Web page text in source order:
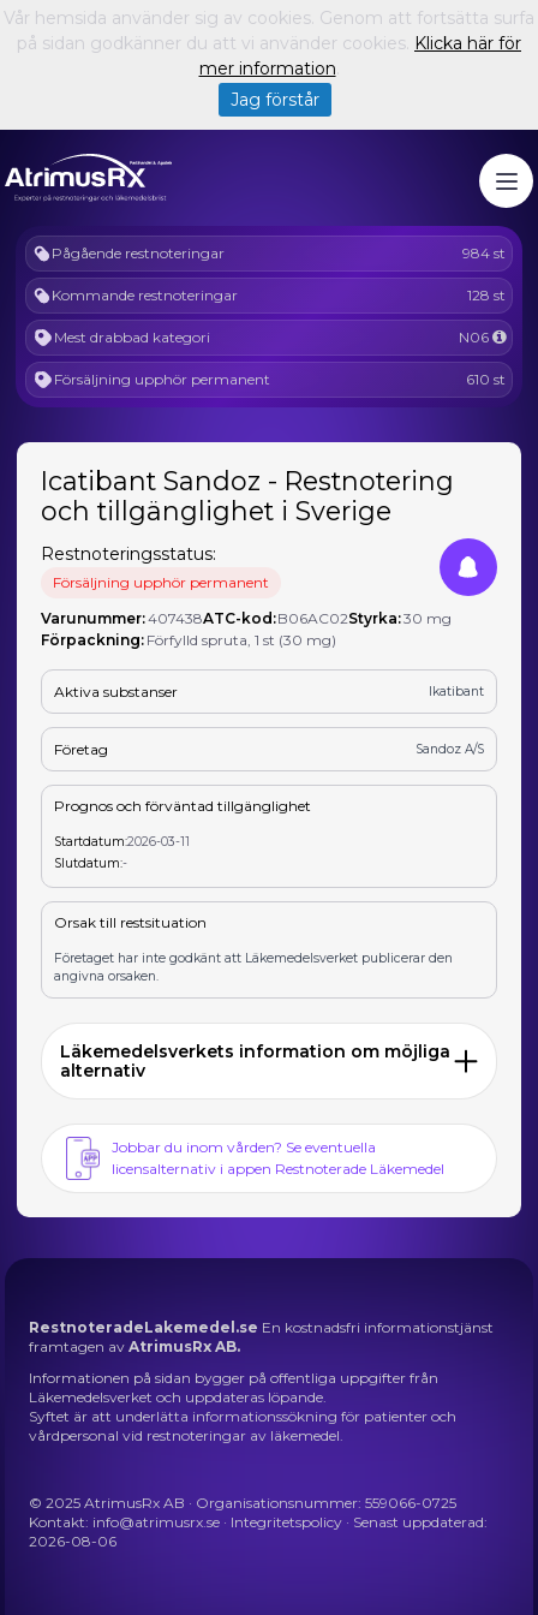
Pågående restnoteringar 984 st
Kommande restnoteringar 128 st
Mest drabbad kategori N06
Försäljning upphör permanent 610 st
Icatibant Sandoz - Restnotering
och tillgänglighet i Sverige
Restnoteringsstatus:
Försäljning upphör permanent
Varunummer:407438ATC-kod:B06AC02Styrka:30 mg
Förpackning: Förfylld spruta, 1 st (30 mg)
Aktiva substanser Ikatibant
Företag Sandoz A/S
Prognos och förväntad tillgänglighet
Startdatum:2026-03-11
Slutdatum:-
Orsak till restsituation
Företaget har inte godkänt att Läkemedelsverket publicerar den
angivna orsaken.
Läkemedelsverkets information om möjliga
alternativ
Jobbar du inom vården? Se eventuella
licensalternativ i appen Restnoterade Läkemedel
RestnoteradeLakemedel.se En kostnadsfri informationstjänst
framtagen avAtrimusRx AB.
Informationen på sidan bygger på offentliga uppgifter från
Läkemedelsverket och uppdateras löpande.
Syftet är att underlätta informationssökning för patienter och
vårdpersonal vid restnoteringar av läkemedel.
© 2025 AtrimusRx AB · Organisationsnummer: 559066-0725
Kontakt: info@atrimusrx.se · Integritetspolicy · Senast uppdaterad:
2026-08-06
Vår hemsida använder sig av cookies. Genom att fortsätta surfa
på sidan godkänner du att vi använder cookies. Klicka här för
mer information.
Jag förstår